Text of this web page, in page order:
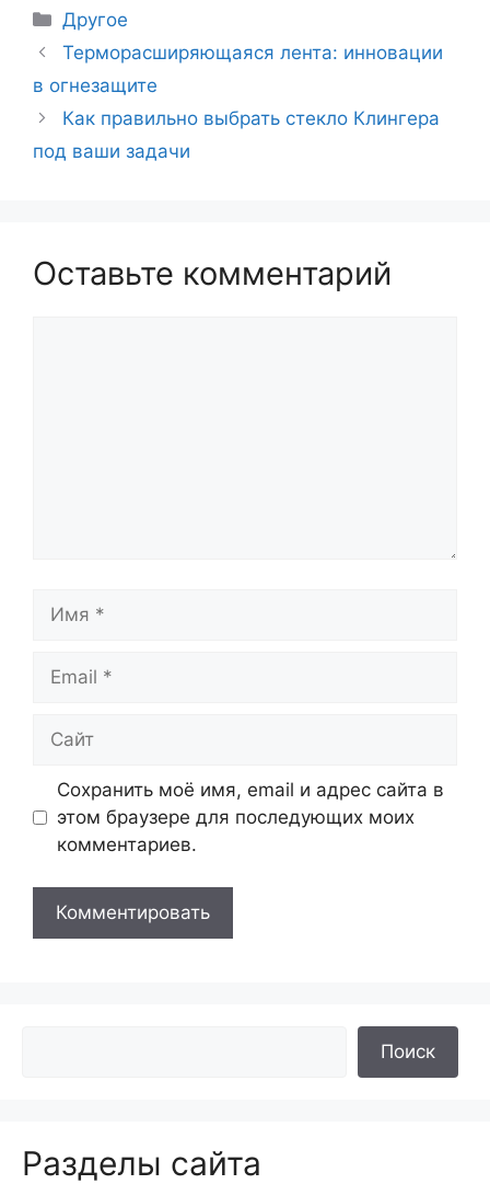
Рубрики
Другое
Навигация
записи
Терморасширяющаяся лента: инновации
в огнезащите
Как правильно выбрать стекло Клингера
под ваши задачи
Оставьте комментарий
Имя
Email
Сайт
Сохранить моё имя, email и адрес сайта в
этом браузере для последующих моих
комментариев.
Поиск
Разделы сайта